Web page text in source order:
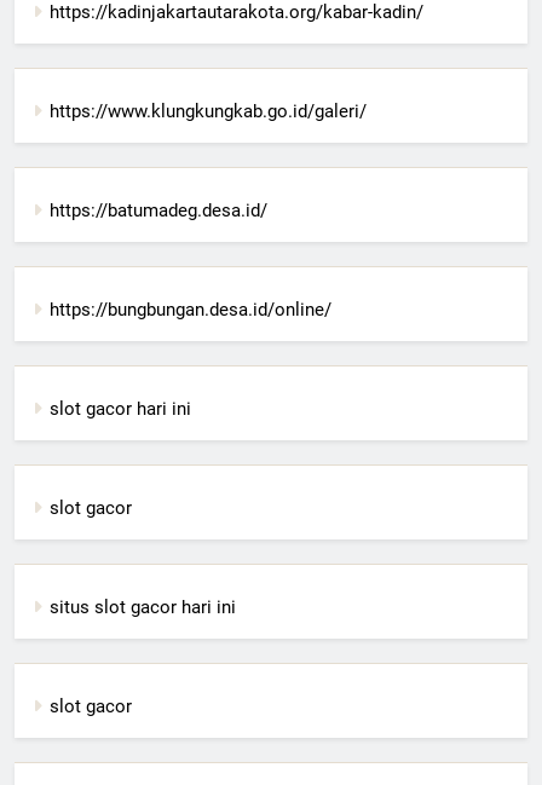
https://kadinjakartautarakota.org/kabar-kadin/
https://www.klungkungkab.go.id/galeri/
https://batumadeg.desa.id/
https://bungbungan.desa.id/online/
slot gacor hari ini
slot gacor
situs slot gacor hari ini
slot gacor